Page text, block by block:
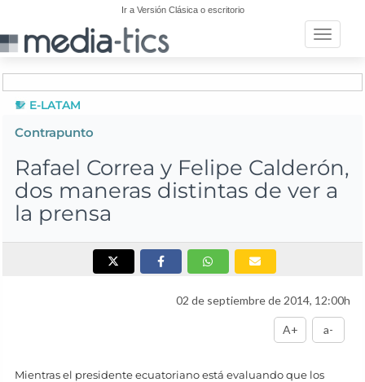
Ir a Versión Clásica o escritorio
Toggle
E-LATAM
Contrapunto
Rafael Correa y Felipe Calderón,
dos maneras distintas de ver a
la prensa
02 de septiembre de 2014, 12:00h
A+ a-
Mientras el presidente ecuatoriano está evaluando que los